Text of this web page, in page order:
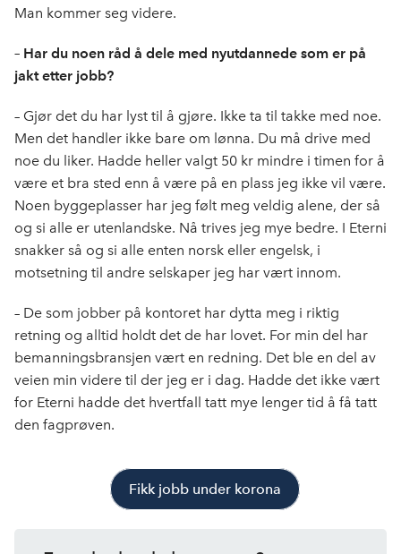
Man kommer seg videre.
– Har du noen råd å dele med nyutdannede som er på
jakt etter jobb?
– Gjør det du har lyst til å gjøre. Ikke ta til takke med noe.
Men det handler ikke bare om lønna. Du må drive med
noe du liker. Hadde heller valgt 50 kr mindre i timen for å
være et bra sted enn å være på en plass jeg ikke vil være.
Noen byggeplasser har jeg følt meg veldig alene, der så
og si alle er utenlandske. Nå trives jeg mye bedre. I Eterni
snakker så og si alle enten norsk eller engelsk, i
motsetning til andre selskaper jeg har vært innom.
– De som jobber på kontoret har dytta meg i riktig
retning og alltid holdt det de har lovet. For min del har
bemanningsbransjen vært en redning. Det ble en del av
veien min videre til der jeg er i dag. Hadde det ikke vært
for Eterni hadde det hvertfall tatt mye lenger tid å få tatt
den fagprøven.
Fikk jobb under korona